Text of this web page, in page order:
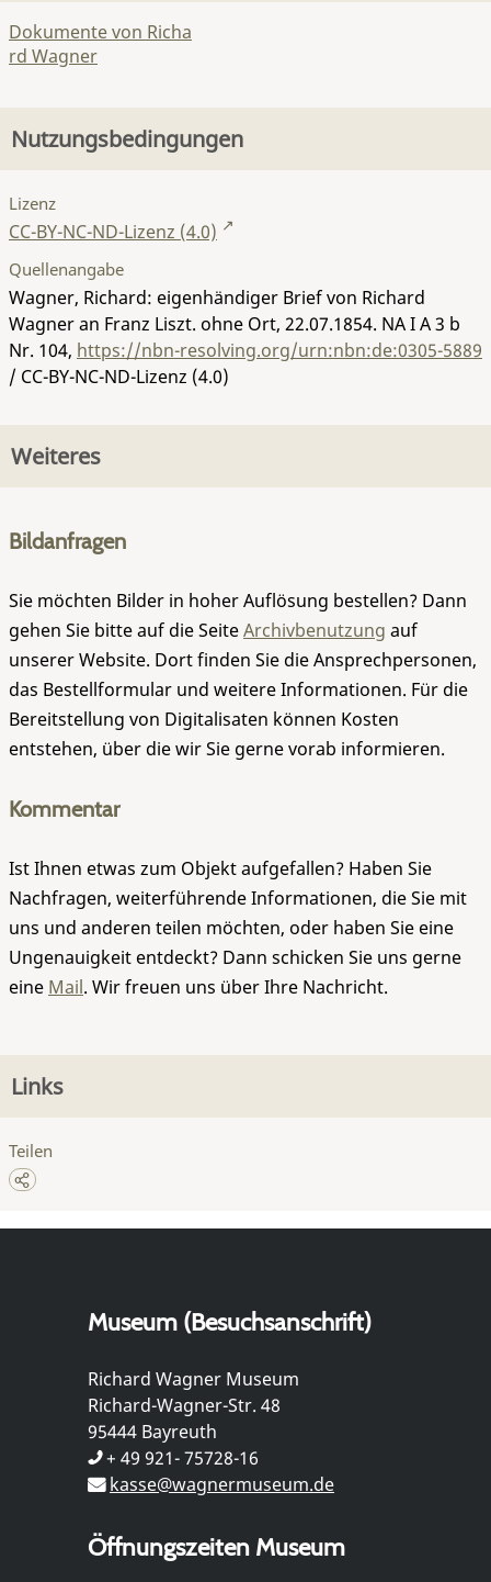
Dokumente von Richa
rd Wagner
Nutzungsbedingungen
Lizenz
CC-BY-NC-ND-Lizenz (4.0)
Quellenangabe
Wagner, Richard: eigenhändiger Brief von Richard
Wagner an Franz Liszt. ohne Ort, 22.07.1854. NA I A 3 b
Nr. 104, https://nbn-resolving.org/urn:nbn:de:0305-5889
/ CC-BY-NC-ND-Lizenz (4.0)
Weiteres
Bildanfragen
Sie möchten Bilder in hoher Auflösung bestellen? Dann
gehen Sie bitte auf die SeiteArchivbenutzung auf
unserer Website. Dort finden Sie die Ansprechpersonen,
das Bestellformular und weitere Informationen. Für die
Bereitstellung von Digitalisaten können Kosten
entstehen, über die wir Sie gerne vorab informieren.
Kommentar
Ist Ihnen etwas zum Objekt aufgefallen? Haben Sie
Nachfragen, weiterführende Informationen, die Sie mit
uns und anderen teilen möchten, oder haben Sie eine
Ungenauigkeit entdeckt? Dann schicken Sie uns gerne
eine Mail. Wir freuen uns über Ihre Nachricht.
Links
Teilen
Museum (Besuchsanschrift)
Richard Wagner Museum
Richard-Wagner-Str. 48
95444 Bayreuth
+ 49 921- 75728-16
kasse@wagnermuseum.de
Öffnungszeiten Museum